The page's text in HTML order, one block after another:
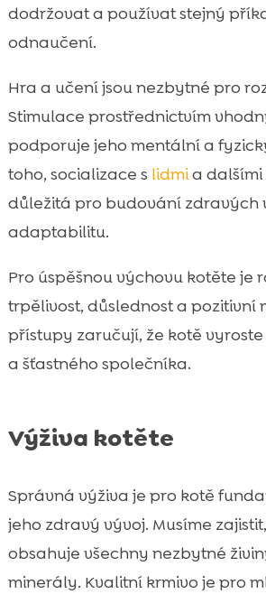
dodržovat a používat stejný
odnaučení.
Hra a učení jsou nezbytné pro
Stimulace prostřednictvím
podporuje jeho mentální a
toho, socializace s lidmia dalšími
důležitá pro budování zdravých
adaptabilitu.
Pro úspěšnou výchovu kotěte je
trpělivost, důslednost a pozitivní
přístupy zaručují, že kotě
a šťastného společníka.
Výživa kotěte
Správná výživa je pro kotě
jeho zdravý vývoj. Musíme
obsahuje všechny nezbytné
minerály. Kvalitní krmivo je pro